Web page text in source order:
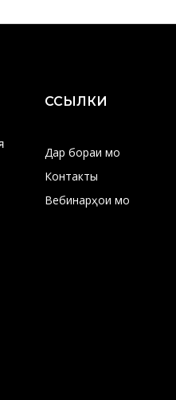
ССЫЛКИ
Дар бораи мо
Контакты
Вебинарҳои мо